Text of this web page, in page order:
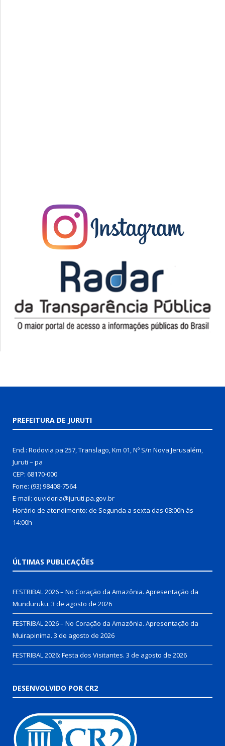
PREFEITURA DE JURUTI
End.: Rodovia pa 257, Translago, Km 01, Nº S/n Nova Jerusalém,
Juruti – pa
CEP: 68170-000
Fone: (93) 98408-7564
E-mail: ouvidoria@juruti.pa.gov.br
Horário de atendimento: de Segunda a sexta das 08:00h às
14:00h
ÚLTIMAS PUBLICAÇÕES
FESTRIBAL 2026 – No Coração da Amazônia. Apresentação da
Munduruku. 3 de agosto de 2026
FESTRIBAL 2026 – No Coração da Amazônia. Apresentação da
Muirapinima. 3 de agosto de 2026
FESTRIBAL 2026: Festa dos Visitantes. 3 de agosto de 2026
DESENVOLVIDO POR CR2